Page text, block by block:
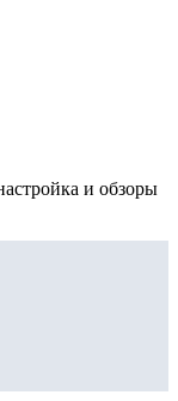
и обзоры